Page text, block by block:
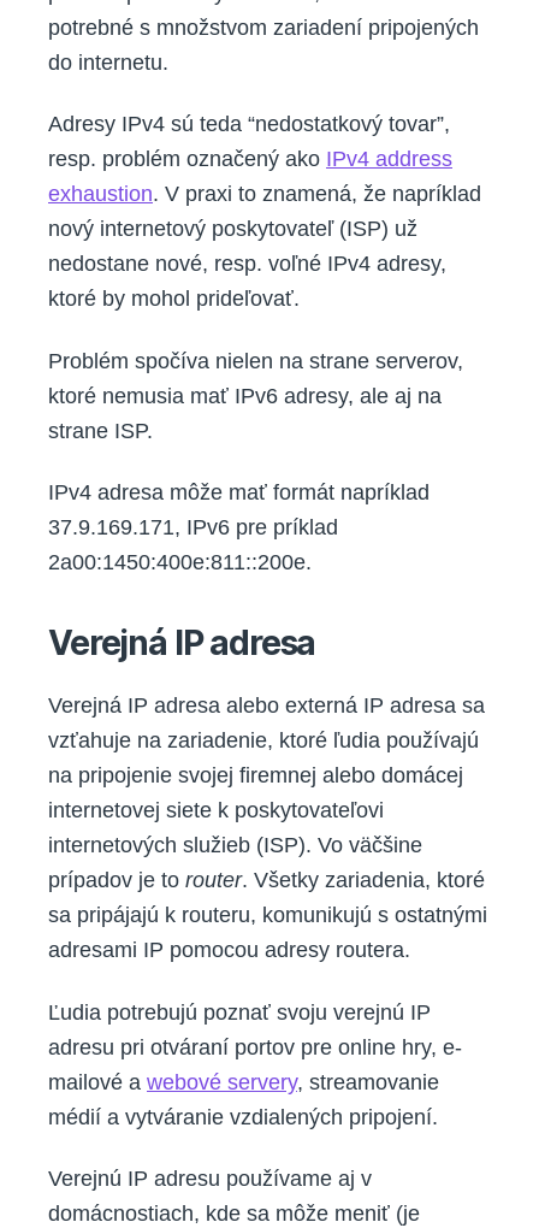
potrebné s množstvom zariadení pripojených
do internetu.
Adresy IPv4 sú teda “nedostatkový tovar”,
resp. problém označený ako IPv4 address
exhaustion. V praxi to znamená, že napríklad
nový internetový poskytovateľ (ISP) už
nedostane nové, resp. voľné IPv4 adresy,
ktoré by mohol prideľovať.
Problém spočíva nielen na strane serverov,
ktoré nemusia mať IPv6 adresy, ale aj na
strane ISP.
IPv4 adresa môže mať formát napríklad
37.9.169.171, IPv6 pre príklad
2a00:1450:400e:811::200e.
Verejná IP adresa
Verejná IP adresa alebo externá IP adresa sa
vzťahuje na zariadenie, ktoré ľudia používajú
na pripojenie svojej firemnej alebo domácej
internetovej siete k poskytovateľovi
internetových služieb (ISP). Vo väčšine
prípadov je to router. Všetky zariadenia, ktoré
sa pripájajú k routeru, komunikujú s ostatnými
adresami IP pomocou adresy routera.
Ľudia potrebujú poznať svoju verejnú IP
adresu pri otváraní portov pre online hry, e-
mailové a webové servery, streamovanie
médií a vytváranie vzdialených pripojení.
Verejnú IP adresu používame aj v
domácnostiach, kde sa môže meniť (je